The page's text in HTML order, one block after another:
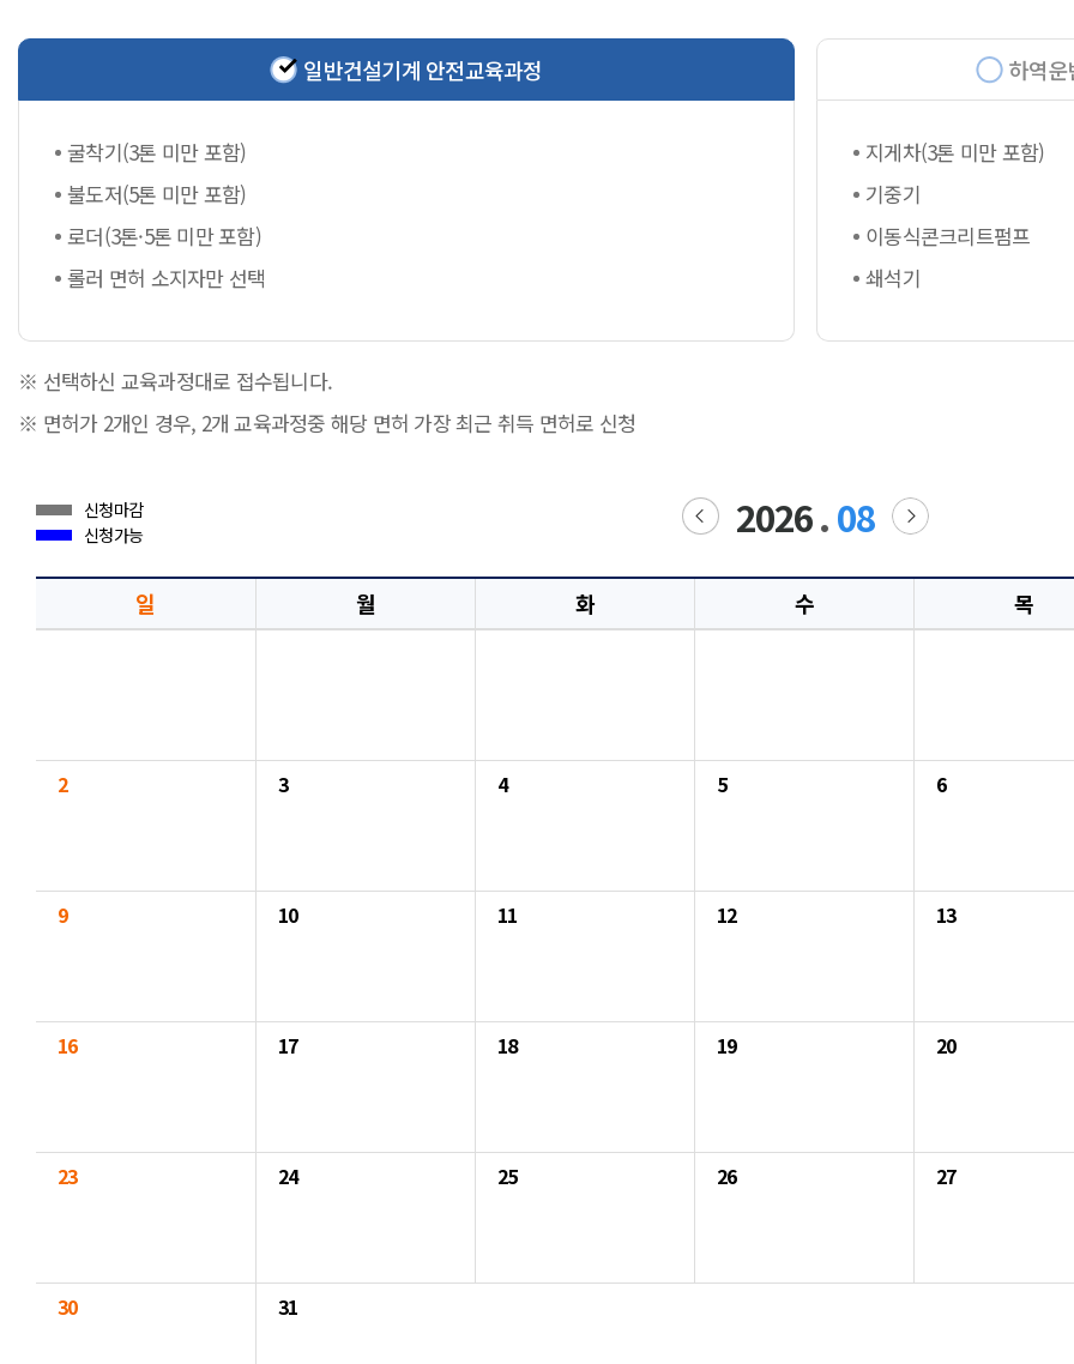
일반건설기계 안전교육과정 하역운
굴착기(3톤 미만 포함)
불도저(5톤 미만 포함)
로더(3톤·5톤 미만 포함)
롤러 면허 소지자만 선택
지게차(3톤 미만 포함)
기중기
이동식콘크리트펌프
쇄석기
※ 선택하신 교육과정대로 접수됩니다.
※ 면허가 2개인 경우, 2개 교육과정중 해당 면허 가장 최근 취득 면허로 신청
신청마감
신청가능
2026.08
일 월 화 수 목
2 3 4 5 6
9 10 11 12 13
16 17 18 19 20
23 24 25 26 27
30 31